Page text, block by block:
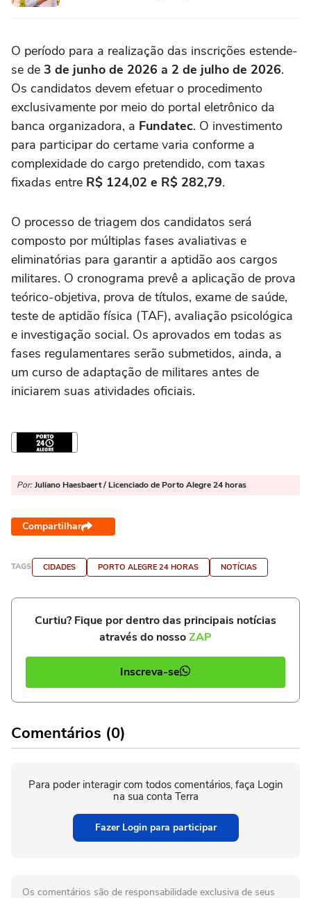
O período para a realização das inscrições estende-
se de 3 de junho de 2026 a 2 de julho de 2026.
Os candidatos devem efetuar o procedimento
exclusivamente por meio do portal eletrônico da
banca organizadora, a Fundatec. O investimento
para participar do certame varia conforme a
complexidade do cargo pretendido, com taxas
fixadas entre R$ 124,02 e R$ 282,79.
O processo de triagem dos candidatos será
composto por múltiplas fases avaliativas e
eliminatórias para garantir a aptidão aos cargos
militares. O cronograma prevê a aplicação de prova
teórico-objetiva, prova de títulos, exame de saúde,
teste de aptidão física (TAF), avaliação psicológica
e investigação social. Os aprovados em todas as
fases regulamentares serão submetidos, ainda, a
um curso de adaptação de militares antes de
iniciarem suas atividades oficiais.
Por: Juliano Haesbaert / Licenciado de Porto Alegre 24 horas
Compartilhar
TAGS CIDADES PORTO ALEGRE 24 HORAS NOTÍCIAS
Curtiu? Fique por dentro das principais notícias
através do nossoZAP
Inscreva-se
Comentários (0)
Para poder interagir com todos comentários, faça Login
na sua conta Terra
Fazer Login para participar
Os comentários são de responsabilidade exclusiva de seus